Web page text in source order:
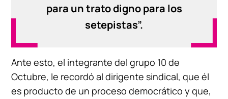
para un trato digno para los
setepistas”.
Ante esto, el integrante del grupo 10 de
Octubre, le recordó al dirigente sindical, que él
es producto de un proceso democrático y que,